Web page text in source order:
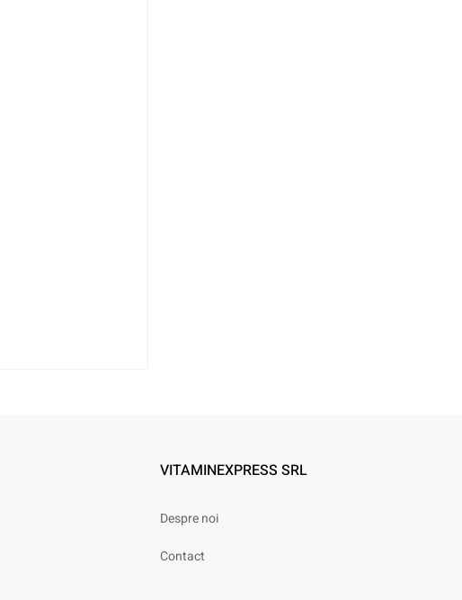
VITAMINEXPRESS SRL
Despre noi
Contact